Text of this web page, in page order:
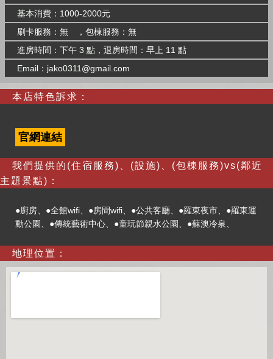
基本消費：1000-2000元
刷卡服務：無 ，包棟服務：無
進房時間：下午 3 點，退房時間：早上 11 點
Email： jako0311@gmail.com
本店特色訴求：
官網連結
我們提供的(住宿服務)、(設施)、(包棟服務)vs(鄰近
主題景點)：
●廚房、●全館wifi、●房間wifi、●公共客廳、●羅東夜市、●羅東運
動公園、●傳統藝術中心、●童玩節親水公園、●蘇澳冷泉、
地理位置：